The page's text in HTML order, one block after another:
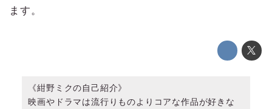
ます。
《紺野ミクの自己紹介》
映画やドラマは流行りものよりコアな作品が好きな